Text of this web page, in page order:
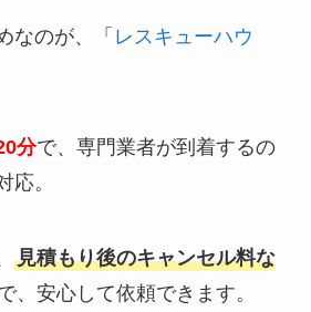
なのが、「 レスキューハウ
分で、専門業者が到着するの
応。
見積もり後のキャンセル料な
、安心して依頼できます。